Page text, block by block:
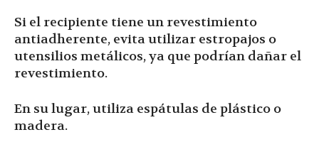
Si el recipiente tiene un revestimiento
antiadherente, evita utilizar estropajos o
utensilios metálicos, ya que podrían dañar el
revestimiento.
En su lugar, utiliza espátulas de plástico o
madera.